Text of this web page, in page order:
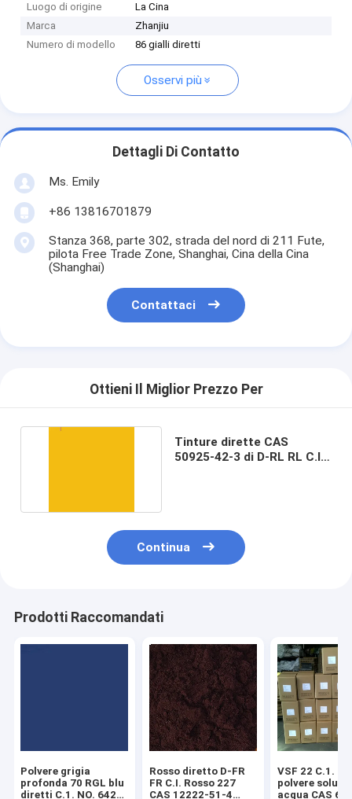
Luogo di origine
La Cina
Marca
Zhanjiu
Numero di modello
86 gialli diretti
Osservi più
Dettagli Di Contatto
Ms. Emily
+86 13816701879
Stanza 368, parte 302, strada del nord di 211 Fute,
pilota Free Trade Zone, Shanghai, Cina della Cina
(Shanghai)
Contattaci
Ottieni Il Miglior Prezzo Per
Tinture dirette CAS
50925-42-3 di D-RL RL C.I.
Continua
Prodotti Raccomandati
Polvere grigia
profonda 70 RGL blu
diretti C.1. NO. 6428-
Rosso diretto D-FR
FR C.I. Rosso 227
CAS 12222-51-4
VSF 22 C.1.
polvere
acqua CAS